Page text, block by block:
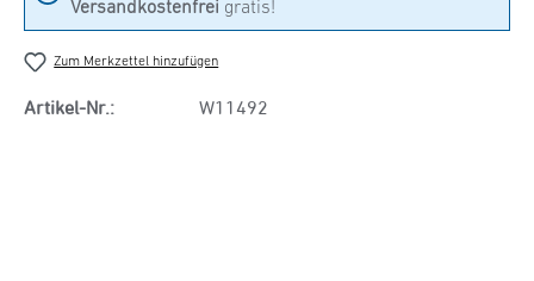
Versandkostenfrei gratis!
Zum Merkzettel hinzufügen
Artikel-Nr.: W11492